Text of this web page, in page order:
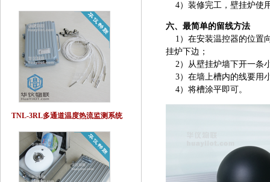
4）装修完工，壁挂炉使
六、 最简单的留线方法
1）在安装温控器的位置
挂炉下边；
2）从壁挂炉墙下开一条
3）在墙上槽内的线要用
4）将槽涂平即可。
TNL-3RL多通道温度热流监测系统